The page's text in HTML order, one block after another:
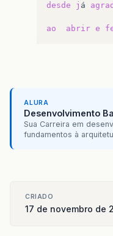
desde j á
ao abrir e
ALURA
Desenvolvimento
Sua Carreira em
fundamentos à
CRIADO
17 de novembro de